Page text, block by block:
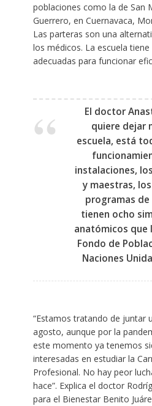
poblaciones como la de San
Guerrero, en Cuernavaca,
Las parteras son una
los médicos. La escuela
adecuadas para funcionar
El doctor
quiere dejar
escuela, está
instalaciones,
y maestras,
programas
tienen ocho
anatómicos que
Fondo de
Naciones
“Estamos tratando de juntar
agosto, aunque por la
este momento ya tenemos
interesadas en estudiar la
Profesional. No hay peor
hace”. Explica el doctor
para el Bienestar Benito